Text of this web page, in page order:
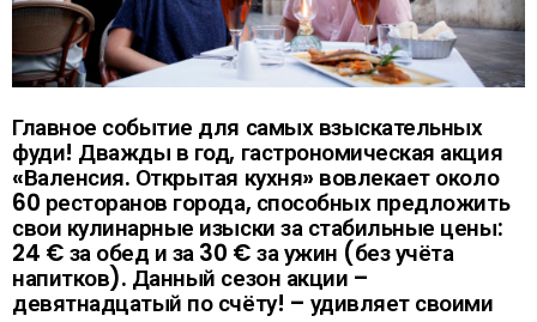
Главное событие для самых взыскательных
фуди! Дважды в год, гастрономическая акция
«Валенсия. Открытая кухня» вовлекает около
60 ресторанов города, способных предложить
свои кулинарные изыски за стабильные цены:
24 € за обед и за 30 € за ужин (без учёта
напитков). Данный сезон акции –
девятнадцатый по счёту! – удивляет своими